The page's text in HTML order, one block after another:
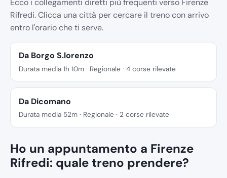
Ecco i collegamenti diretti più frequenti verso Firenze
Rifredi. Clicca una città per cercare il treno con arrivo
entro l'orario che ti serve.
Da Borgo S.lorenzo
Durata media 1h 10m · Regionale · 4 corse rilevate
Da Dicomano
Durata media 52m · Regionale · 2 corse rilevate
Ho un appuntamento a Firenze
Rifredi: quale treno prendere?